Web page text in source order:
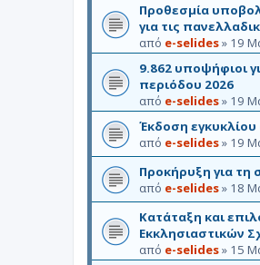
Προθεσμία
για τις
από e-selides» 19
9.862 υποψήφιοι
περιόδου 2026
από e-selides» 19
Έκδοση
από e-selides» 19
Προκήρυξη για
από e-selides» 18
Κατάταξη και
Εκκλησιαστικών
από e-selides» 15